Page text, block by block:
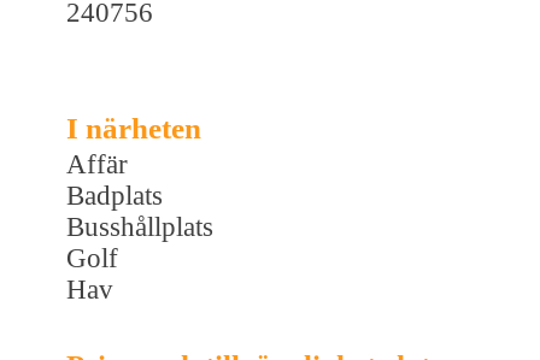
240756
I närheten
Affär
Badplats
Busshållplats
Golf
Hav